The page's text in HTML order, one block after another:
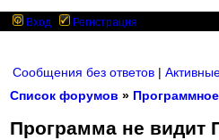
Вход Регистрация
Сообщения без ответов |
Список форумов »
Программа не видит